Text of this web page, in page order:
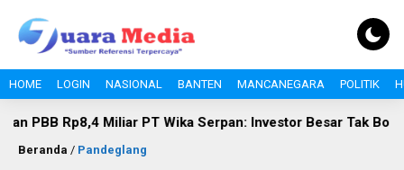
HOME LOGIN NASIONAL BANTEN MANCANEGARA POLITIK
Miliar PT Wika Serpan: Investor Besar Tak Boleh Kebal
Beranda / Pandeglang